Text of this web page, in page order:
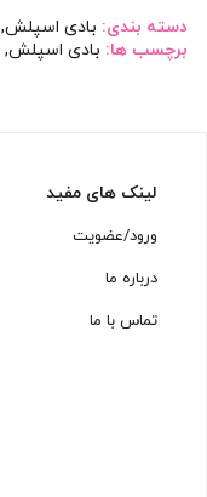
دسته بندی: بادی اسپلش,
برچسب ها: بادی اسپلش,
لینک های مفید
ورود/عضویت
درباره ما
تماس با ما